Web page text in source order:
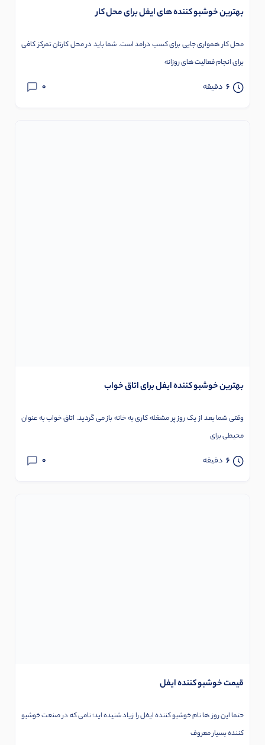
بهترین خوشبو کننده های ایفل برای محل کار
محل کار همواری جایی برای کسب درامد است. شما باید در محل کارتان تمرکز کافی
برای انجام فعالیت های روزانه
6 دقیقه 0
بهترین خوشبو کننده ایفل برای اتاق خواب
وقتی شما بعد از یک روز پر مشغله کاری به خانه باز می گردید. اتاق خواب به عنوان
محیطی برای
6 دقیقه 0
قیمت خوشبو کننده ایفل
حتما این روز ها نام خوشبو کننده ایفل را زیاد شنیده اید؛ نامی که در صنعت خوشبو
کننده بسیار معروف